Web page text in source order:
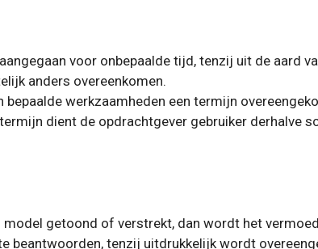
voor onbepaalde tijd, tenzij uit de aard
anders overeenkomen.
werkzaamheden een termijn
dient de opdrachtgever gebruiker derhalve
getoond of verstrekt, dan wordt het
beantwoorden, tenzij uitdrukkelijk wordt